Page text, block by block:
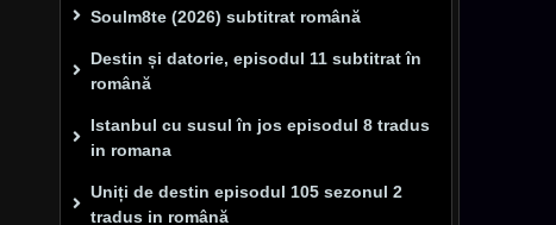
Soulm8te (2026) subtitrat română
Destin și datorie, episodul 11 subtitrat în
română
Istanbul cu susul în jos episodul 8 tradus
in romana
Uniți de destin episodul 105 sezonul 2
tradus in română